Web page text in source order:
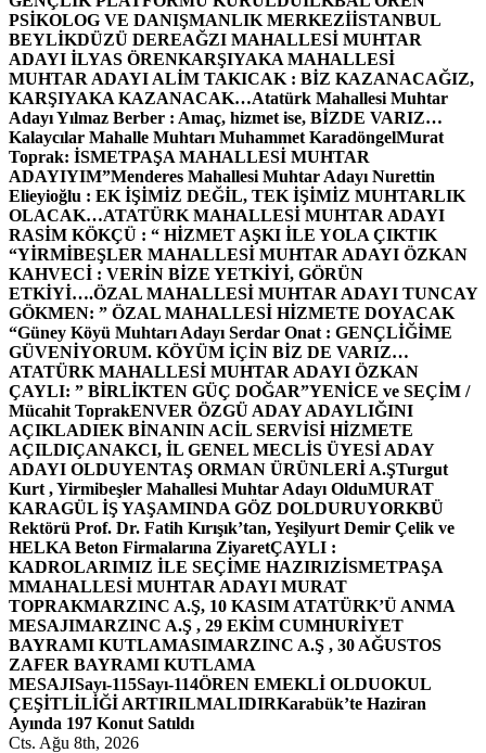
PSİKOLOG VE DANIŞMANLIK MERKEZİİSTANBUL
BEYLİKDÜZÜ DEREAĞZI MAHALLESİ MUHTAR
ADAYI İLYAS ÖRENKARŞIYAKA MAHALLESİ
MUHTAR ADAYI ALİM TAKICAK : BİZ KAZANACAĞIZ,
KARŞIYAKA KAZANACAK…Atatürk Mahallesi Muhtar
Adayı Yılmaz Berber : Amaç, hizmet ise, BİZDE VARIZ…
Kalaycılar Mahalle Muhtarı Muhammet KaradöngelMurat
Toprak: İSMETPAŞA MAHALLESİ MUHTAR
ADAYIYIM”Menderes Mahallesi Muhtar Adayı Nurettin
Elieyioğlu : EK İŞİMİZ DEĞİL, TEK İŞİMİZ MUHTARLIK
OLACAK…ATATÜRK MAHALLESİ MUHTAR ADAYI
RASİM KÖKÇÜ : “ HİZMET AŞKI İLE YOLA ÇIKTIK
“YİRMİBEŞLER MAHALLESİ MUHTAR ADAYI ÖZKAN
KAHVECİ : VERİN BİZE YETKİYİ, GÖRÜN
ETKİYİ….ÖZAL MAHALLESİ MUHTAR ADAYI TUNCAY
GÖKMEN: ” ÖZAL MAHALLESİ HİZMETE DOYACAK
“Güney Köyü Muhtarı Adayı Serdar Onat : GENÇLİĞİME
GÜVENİYORUM. KÖYÜM İÇİN BİZ DE VARIZ…
ATATÜRK MAHALLESİ MUHTAR ADAYI ÖZKAN
ÇAYLI: ” BİRLİKTEN GÜÇ DOĞAR”YENİCE ve SEÇİM /
Mücahit ToprakENVER ÖZGÜ ADAY ADAYLIĞINI
AÇIKLADIEK BİNANIN ACİL SERVİSİ HİZMETE
AÇILDIÇANAKCI, İL GENEL MECLİS ÜYESİ ADAY
ADAYI OLDUYENTAŞ ORMAN ÜRÜNLERİ A.ŞTurgut
Kurt , Yirmibeşler Mahallesi Muhtar Adayı OlduMURAT
KARAGÜL İŞ YAŞAMINDA GÖZ DOLDURUYORKBÜ
Rektörü Prof. Dr. Fatih Kırışık’tan, Yeşilyurt Demir Çelik ve
HELKA Beton Firmalarına ZiyaretÇAYLI :
KADROLARIMIZ İLE SEÇİME HAZIRIZİSMETPAŞA
MMAHALLESİ MUHTAR ADAYI MURAT
TOPRAKMARZINC A.Ş, 10 KASIM ATATÜRK’Ü ANMA
MESAJIMARZINC A.Ş , 29 EKİM CUMHURİYET
BAYRAMI KUTLAMASIMARZINC A.Ş , 30 AĞUSTOS
ZAFER BAYRAMI KUTLAMA
MESAJISayı-115Sayı-114ÖREN EMEKLİ OLDUOKUL
ÇEŞİTLİLİĞİ ARTIRILMALIDIRKarabük’te Haziran
Ayında 197 Konut Satıldı
Cts. Ağu 8th, 2026